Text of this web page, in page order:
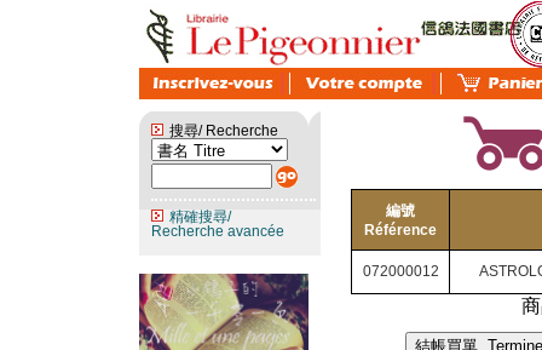
搜尋/ Recherche
精確搜尋/
Recherche avancée
編號
Référence
072000012